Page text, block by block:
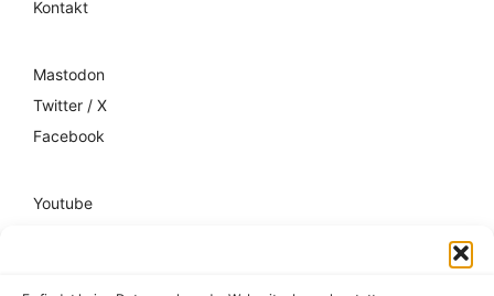
Kontakt
Mastodon
Twitter / X
Facebook
Youtube